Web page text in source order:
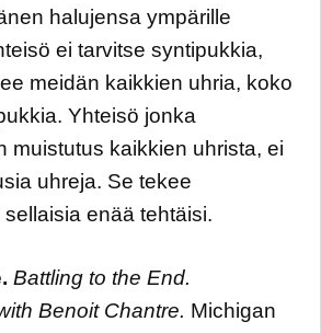
halujensa ympärille
ei tarvitse syntipukkia,
meidän kaikkien uhria, koko
Yhteisö jonka
muistutus kaikkien uhrista, ei
uhreja. Se tekee
enää tehtäisi.
Battling to the End.
Benoit Chantre. Michigan